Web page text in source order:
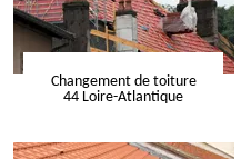
Changement de toiture
44 Loire-Atlantique